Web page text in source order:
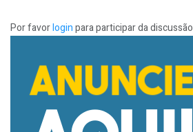
Por favorloginpara participar da discussão